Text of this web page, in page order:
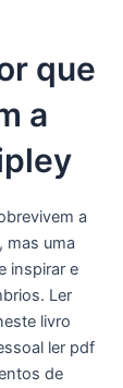
que
a
a
mas uma
inspirar e
Ler
livro
ler pdf
de